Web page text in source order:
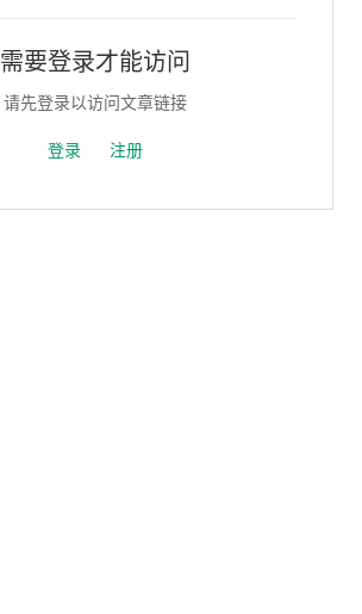
需要登录才能访问
请先登录以访问文章链接
登录 注册